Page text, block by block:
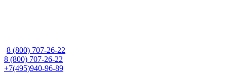
8 (800) 707-26-22
8 (800) 707-26-22
+7(495)940-96-89